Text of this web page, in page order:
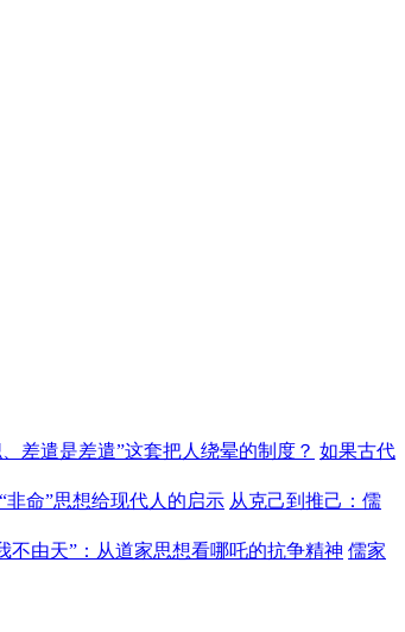
差遣是差遣”这套把人绕晕的制度？ 如果古代
非命”思想给现代人的启示 从克己到推己：儒
不由天”：从道家思想看哪吒的抗争精神 儒家